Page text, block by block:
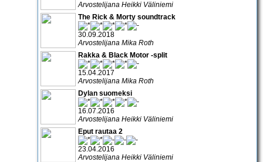
Arvostelijana Heikki Väliniemi
The Rick & Morty soundtrack
30.09.2018
Arvostelijana Mika Roth
Rakka & Black Motor -split
15.04.2017
Arvostelijana Mika Roth
Dylan suomeksi
16.07.2016
Arvostelijana Heikki Väliniemi
Eput rautaa 2
23.04.2016
Arvostelijana Heikki Väliniemi